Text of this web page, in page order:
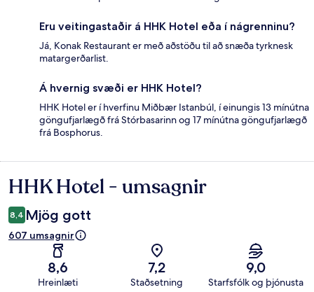
Eru veitingastaðir á HHK Hotel eða í nágrenninu?
Já, Konak Restaurant er með aðstöðu til að snæða tyrknesk
matargerðarlist.
Á hvernig svæði er HHK Hotel?
HHK Hotel er í hverfinu Miðbær Istanbúl, í einungis 13 mínútna
göngufjarlægð frá Stórbasarinn og 17 mínútna göngufjarlægð
frá Bosphorus.
Umsagnir
HHK Hotel - umsagnir
8,4 Mjög gott
607 umsagnir
8,6
Hreinlæti
7,2
Staðsetning
9,0
Starfsfólk og þjónusta